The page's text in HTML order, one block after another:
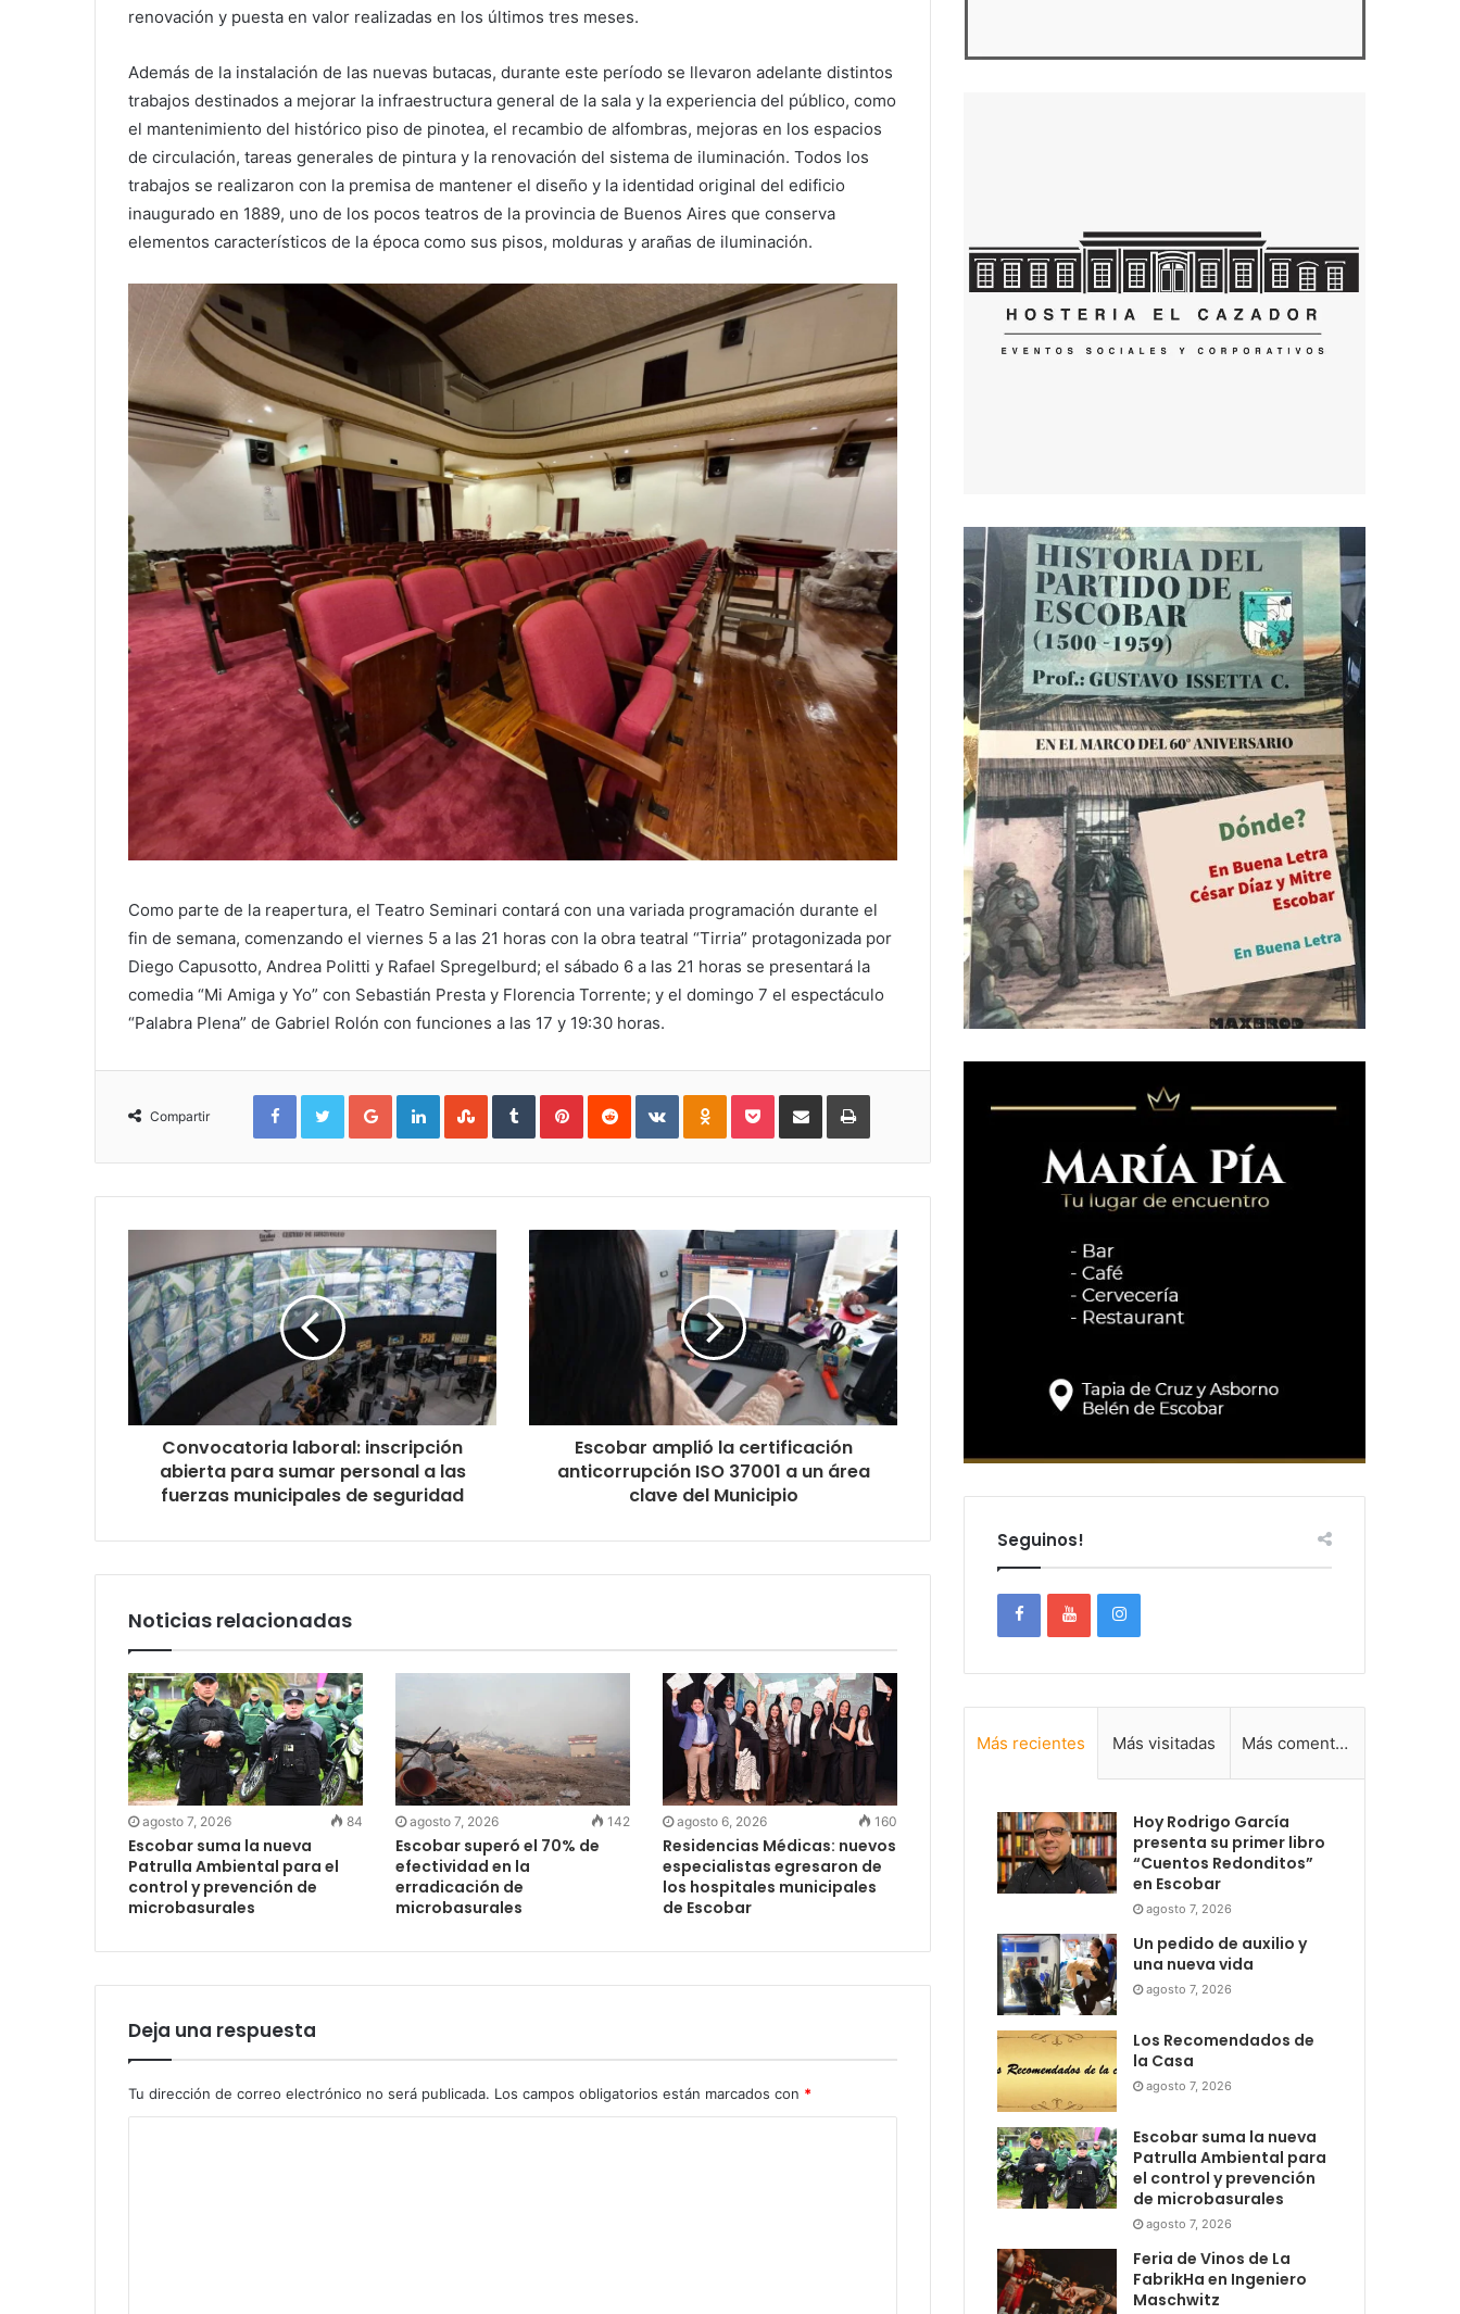
renovación y puesta en valor realizadas en los últimos tres meses.
Además de la instalación de las nuevas butacas, durante este período se llevaron adelante distintos
trabajos destinados a mejorar la infraestructura general de la sala y la experiencia del público, como
el mantenimiento del histórico piso de pinotea, el recambio de alfombras, mejoras en los espacios
de circulación, tareas generales de pintura y la renovación del sistema de iluminación. Todos los
trabajos se realizaron con la premisa de mantener el diseño y la identidad original del edificio
inaugurado en 1889, uno de los pocos teatros de la provincia de Buenos Aires que conserva
elementos característicos de la época como sus pisos, molduras y arañas de iluminación.
Como parte de la reapertura, el Teatro Seminari contará con una variada programación durante el
fin de semana, comenzando el viernes 5 a las 21 horas con la obra teatral “Tirria” protagonizada por
Diego Capusotto, Andrea Politti y Rafael Spregelburd; el sábado 6 a las 21 horas se presentará la
comedia “Mi Amiga y Yo” con Sebastián Presta y Florencia Torrente; y el domingo 7 el espectáculo
“Palabra Plena” de Gabriel Rolón con funciones a las 17 y 19:30 horas.
Compartir
FacebookTwitterGoogle+LinkedInStumbleUpon
TumblrPinterestReddit VKontakteOdnoklassniki
PocketCompartirImprimir
Convocatoria laboral: inscripción
abierta para sumar personal a las
fuerzas municipales de seguridad
Escobar amplió la certificación
anticorrupción ISO 37001 a un área
clave del Municipio
Noticias relacionadas
agosto 7, 2026 84
Escobar suma la nueva
Patrulla Ambiental para el
control y prevención de
microbasurales
agosto 7, 2026 142
Escobar superó el 70% de
efectividad en la
erradicación de
microbasurales
agosto 6, 2026 160
Residencias Médicas: nuevos
especialistas egresaron de
los hospitales municipales
de Escobar
Deja una respuesta
Tu dirección de correo electrónico no será publicada. Los campos obligatorios están marcados con *
Seguinos!
Más recientes Más visitadas Más comentadas
Hoy Rodrigo García
presenta su primer libro
“Cuentos Redonditos”
en Escobar
agosto 7, 2026
Un pedido de auxilio y
una nueva vida
agosto 7, 2026
Los Recomendados de
la Casa
agosto 7, 2026
Escobar suma la nueva
Patrulla Ambiental para
el control y prevención
de microbasurales
agosto 7, 2026
Feria de Vinos de La
FabrikHa en Ingeniero
Maschwitz